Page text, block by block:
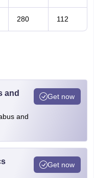
280 112
and
and
Get now
Get now